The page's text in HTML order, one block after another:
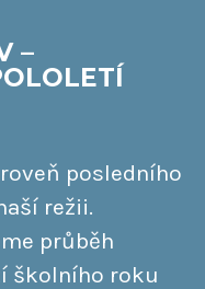
–
posledního
režii.
průběh
školního roku